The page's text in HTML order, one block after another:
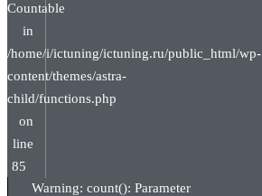
Countable
in
/home/i/ictuning/ictuning.ru/public_html/wp-
content/themes/astra-
child/functions.php
on
line
85
Warning: count(): Parameter